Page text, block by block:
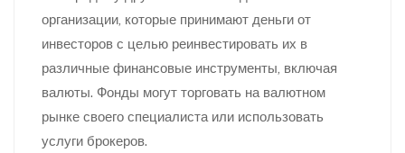
организации, которые принимают деньги от
инвесторов с целью реинвестировать их в
различные финансовые инструменты, включая
валюты. Фонды могут торговать на валютном
рынке своего специалиста или использовать
услуги брокеров.